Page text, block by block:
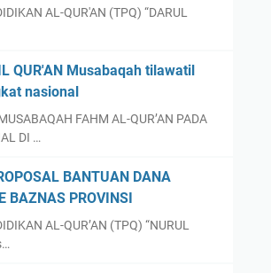
AL-QUR'AN (TPQ) “DARUL
QUR'AN Musabaqah tilawatil
nasional
FAHM AL-QUR’AN PADA
DI …
BANTUAN DANA
BAZNAS PROVINSI
AL-QUR’AN (TPQ) “NURUL